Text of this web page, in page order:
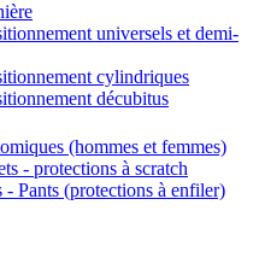
universels et demi-
cylindriques
décubitus
(hommes et femmes)
- protections à scratch
- Pants (protections à enfiler)